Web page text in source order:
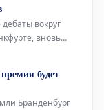
футбольный
вокруг
вновь
временный
будет
Бранденбург